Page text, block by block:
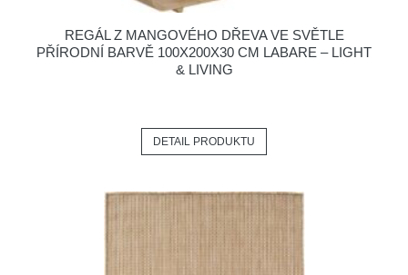
REGÁL Z MANGOVÉHO DŘEVA VE SVĚTLE
PŘÍRODNÍ BARVĚ 100X200X30 CM LABARE – LIGHT
& LIVING
DETAIL PRODUKTU